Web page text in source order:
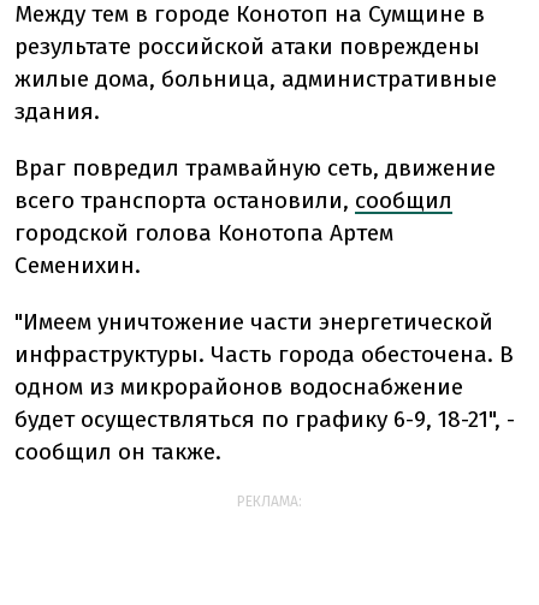
Между тем в городе Конотоп на Сумщине в
результате российской атаки повреждены
жилые дома, больница, административные
здания.
Враг повредил трамвайную сеть, движение
всего транспорта остановили, сообщил
городской голова Конотопа Артем
Семенихин.
"Имеем уничтожение части энергетической
инфраструктуры. Часть города обесточена. В
одном из микрорайонов водоснабжение
будет осуществляться по графику 6-9, 18-21", -
сообщил он также.
РЕКЛАМА: